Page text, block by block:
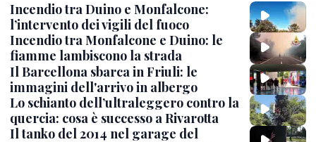
Incendio tra Duino e Monfalcone:
l’intervento dei vigili del fuoco
Incendio tra Monfalcone e Duino: le
fiamme lambiscono la strada
Il Barcellona sbarca in Friuli: le
immagini dell'arrivo in albergo
Lo schianto dell’ultraleggero contro la
quercia: cosa è successo a Rivarotta
Il tanko del 2014 nel garage del